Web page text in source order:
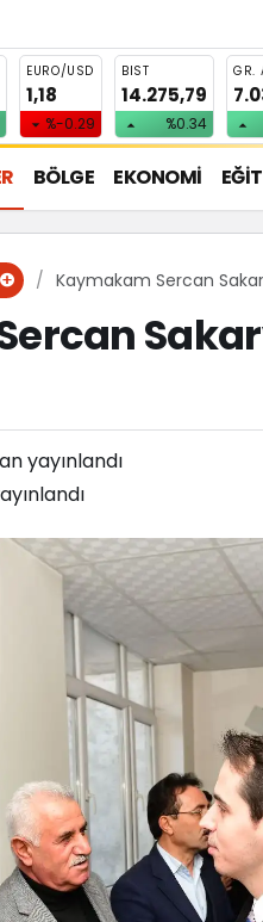
EURO/USD
1,18
%-0.29
BIST
14.275,79
%0.34
GR.
BÖLGE EKONOMİ
Kaymakam Sercan
yayınlandı